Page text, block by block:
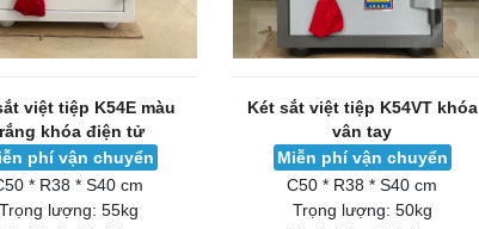
việt tiệp K54E màu
khóa điện tử
phí vận chuyển
* R38 * S40 cm
Trọng lượng: 55kg
Két sắt việt tiệp K54VT khóa
vân tay
Miễn phí vận chuyển
C50 * R38 * S40 cm
Trọng lượng: 50kg